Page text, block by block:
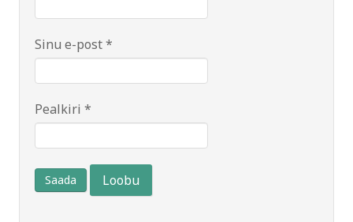
Sinu e-post*
Pealkiri *
Saada Loobu